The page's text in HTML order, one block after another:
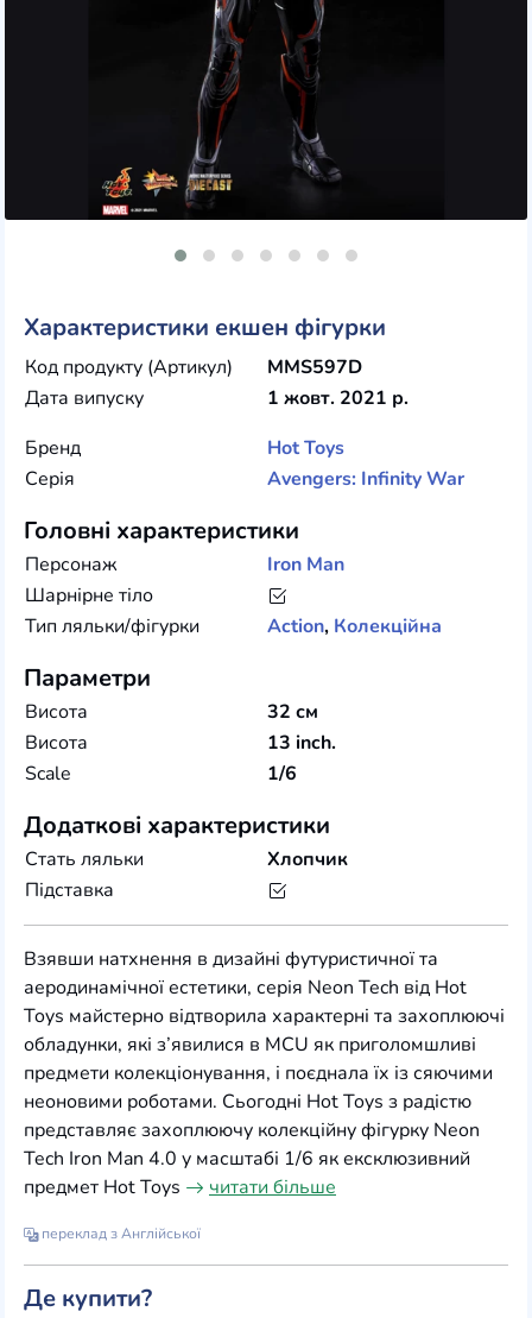
Характеристики екшен фігурки
Код продукту (Артикул)
MMS597D
Дата випуску
1 жовт. 2021 р.
Бренд
Hot Toys
Серія
Avengers: Infinity War
Головні характеристики
Персонаж
Iron Man
Шарнірне тіло
Тип ляльки/фігурки
Action, Колекційна
Параметри
Висота
32 см
Висота
13 inch.
Scale
1/6
Додаткові характеристики
Стать ляльки
Хлопчик
Підставка
Взявши натхнення в дизайні футуристичної та
аеродинамічної естетики, серія Neon Tech від Hot
Toys майстерно відтворила характерні та захоплюючі
обладунки, які з’явилися в MCU як приголомшливі
предмети колекціонування, і поєднала їх із сяючими
неоновими роботами. Сьогодні Hot Toys з радістю
представляє захоплюючу колекційну фігурку Neon
Tech Iron Man 4.0 у масштабі 1/6 як ексклюзивний
предмет Hot Toys
читати більше
переклад з Англійської
Де купити?